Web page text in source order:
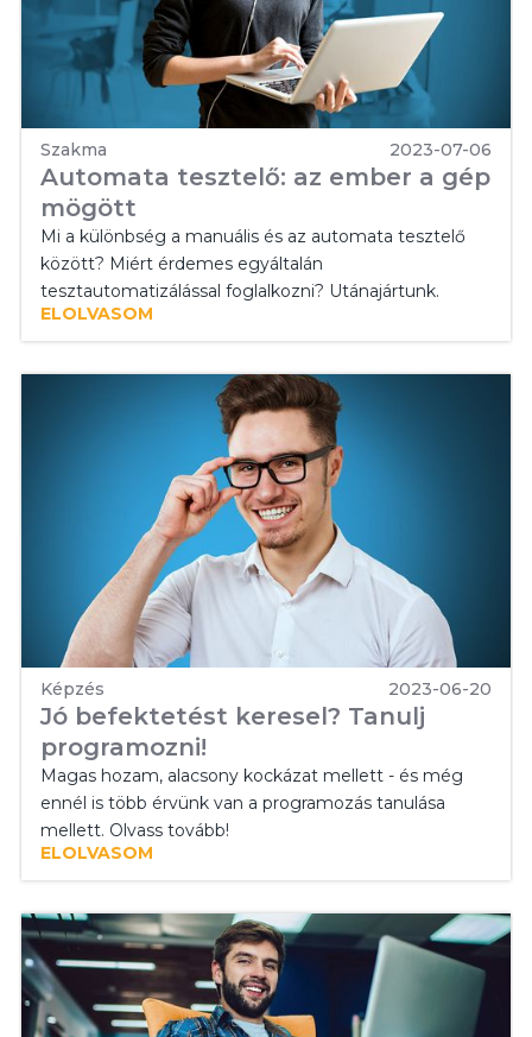
Szakma 2023-07-06
Automata tesztelő: az ember a gép
mögött
Mi a különbség a manuális és az automata tesztelő
között? Miért érdemes egyáltalán
tesztautomatizálással foglalkozni? Utánajártunk.
ELOLVASOM
Képzés 2023-06-20
Jó befektetést keresel? Tanulj
programozni!
Magas hozam, alacsony kockázat mellett - és még
ennél is több érvünk van a programozás tanulása
mellett. Olvass tovább!
ELOLVASOM